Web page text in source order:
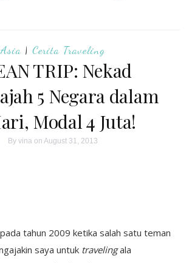
Asia | Cerita Traveling
TRIP: Nekad
5 Negara dalam
Modal 4 Juta!
By vina on August 31, 2013
tahun 2009 ketika salah satu teman
saya untuk travelingala